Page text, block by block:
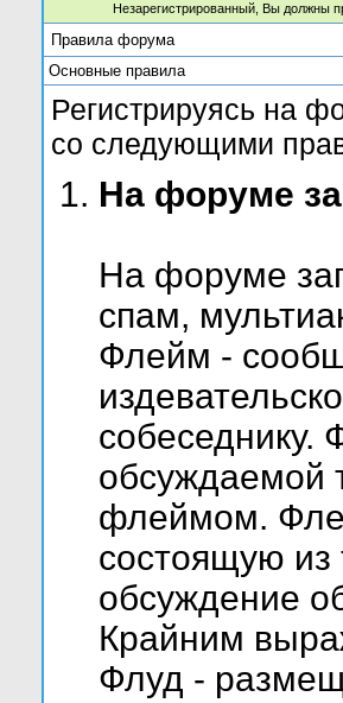
Незарегистрированный, Вы должны
Правила форума
Основные правила
Регистрируясь на
со следующими
На форуме
На форуме
спам,
Флейм -
обсуждаемой
флеймом.
состоящую
обсуждение
Крайним
Флуд -